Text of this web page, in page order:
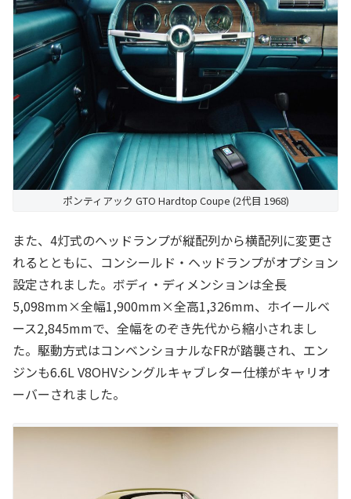
ポンティアック GTO Hardtop Coupe (2代目 1968)
また、4灯式のヘッドランプが縦配列から横配列に変更さ
れるとともに、コンシールド・ヘッドランプがオプション
設定されました。ボディ・ディメンションは全長
5,098mm×全幅1,900mm×全高1,326mm、ホイールベ
ース2,845mmで、全幅をのぞき先代から縮小されまし
た。駆動方式はコンベンショナルなFRが踏襲され、エン
ジンも6.6L V8OHVシングルキャブレター仕様がキャリオ
ーバーされました。